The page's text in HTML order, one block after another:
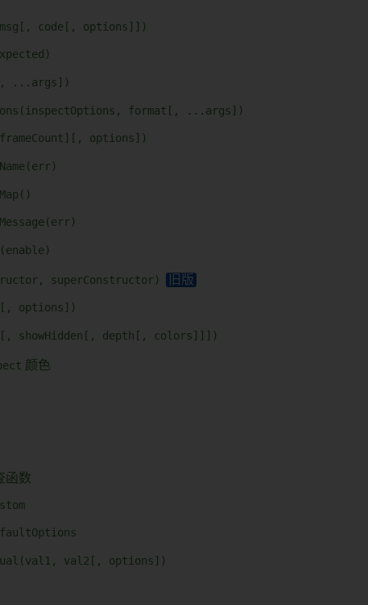
code[, options]])
...args])
format[, ...args])
options])
superConstructor)
options])
showHidden[, depth[, colors]]])
颜色
函数
val2[, options])